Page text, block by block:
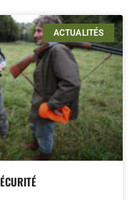
ACTUALITÉS